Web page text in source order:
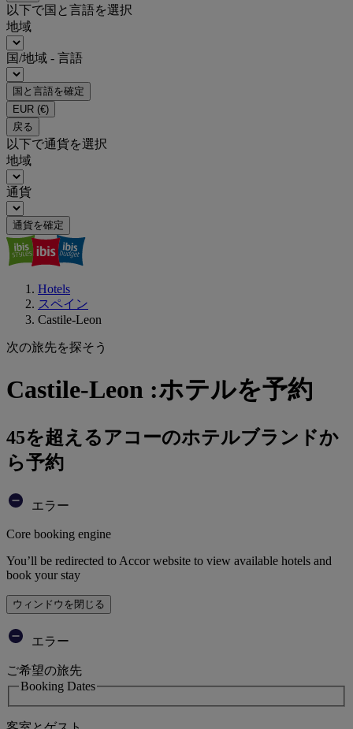
以下で国と言語を選択
地域
国/地域 - 言語
国と言語を確定
EUR (€)
戻る
以下で通貨を選択
地域
通貨
通貨を確定
Hotels
スペイン
Castile-Leon
次の旅先を探そう
Castile-Leon :ホテルを予約
45を超えるアコーのホテルブランドか
ら予約
エラー
Core booking engine
You’ll be redirected to Accor website to view available hotels and
book your stay
ウィンドウを閉じる
エラー
ご希望の旅先
Booking Dates